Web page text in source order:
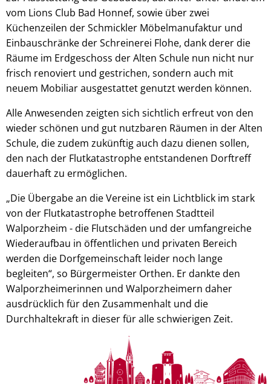
vom Lions Club Bad Honnef, sowie über zwei
Küchenzeilen der Schmickler Möbelmanufaktur und
Einbauschränke der Schreinerei Flohe, dank derer die
Räume im Erdgeschoss der Alten Schule nun nicht nur
frisch renoviert und gestrichen, sondern auch mit
neuem Mobiliar ausgestattet genutzt werden können.
Alle Anwesenden zeigten sich sichtlich erfreut von den
wieder schönen und gut nutzbaren Räumen in der Alten
Schule, die zudem zukünftig auch dazu dienen sollen,
den nach der Flutkatastrophe entstandenen Dorftreff
dauerhaft zu ermöglichen.
„Die Übergabe an die Vereine ist ein Lichtblick im stark
von der Flutkatastrophe betroffenen Stadtteil
Walporzheim - die Flutschäden und der umfangreiche
Wiederaufbau in öffentlichen und privaten Bereich
werden die Dorfgemeinschaft leider noch lange
begleiten“, so Bürgermeister Orthen. Er dankte den
Walporzheimerinnen und Walporzheimern daher
ausdrücklich für den Zusammenhalt und die
Durchhaltekraft in dieser für alle schwierigen Zeit.